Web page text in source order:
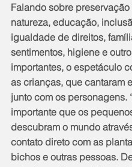
Falando sobre
natureza, educação,
igualdade de direitos,
sentimentos, higiene e
importantes, o espetáculo
as crianças, que cantaram
junto com os personagens.
importante que os
descubram o mundo
contato direto com as
bichos e outras pessoas.